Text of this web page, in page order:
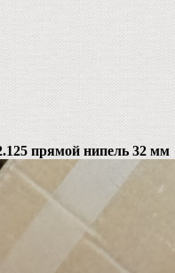
прямой нипель 32 мм